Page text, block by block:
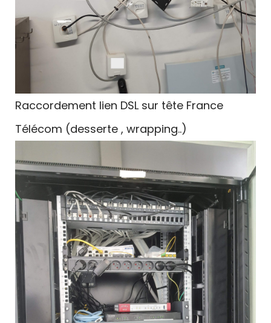
Raccordement lien DSL sur tête France
Télécom (desserte , wrapping..)